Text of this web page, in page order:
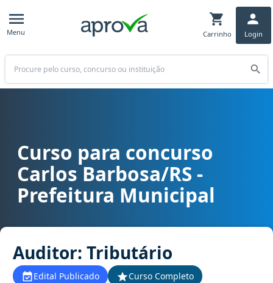
Menu Carrinho Login
Buscar
Curso para concurso Carlos Barbosa/RS - Prefeitura Municipal
Curso para concurso
Carlos Barbosa/RS -
Prefeitura Municipal
Auditor: Tributário
Edital Publicado
Curso Completo